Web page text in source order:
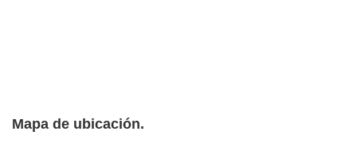
Mapa de ubicación.